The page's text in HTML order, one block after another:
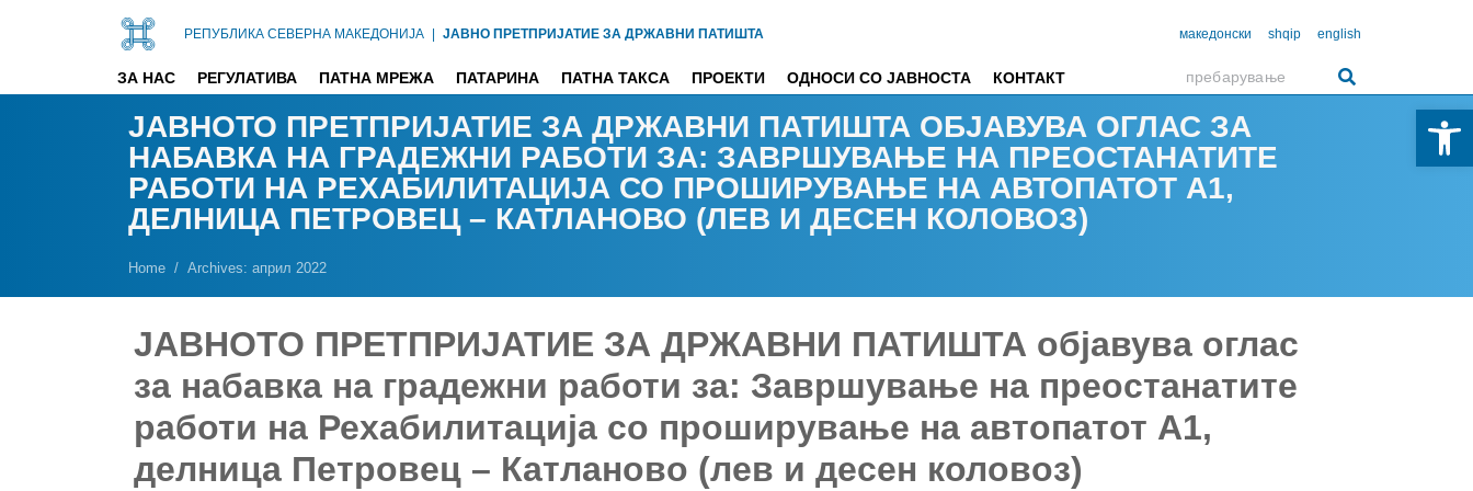
РЕПУБЛИКА СЕВЕРНА МАКЕДОНИЈА | ЈАВНО ПРЕТПРИЈАТИЕ ЗА ДРЖАВНИ ПАТИШТА македонски shqip english
ЗА НАС РЕГУЛАТИВА ПАТНА МРЕЖА ПАТАРИНА ПАТНА ТАКСА ПРОЕКТИ ОДНОСИ СО ЈАВНОСТА КОНТАКТ
ЈАВНОТО ПРЕТПРИЈАТИЕ ЗА ДРЖАВНИ ПАТИШТА ОБЈАВУВА ОГЛАС ЗА
НАБАВКА НА ГРАДЕЖНИ РАБОТИ ЗА: ЗАВРШУВАЊЕ НА ПРЕОСТАНАТИТЕ
РАБОТИ НА РЕХАБИЛИТАЦИЈА СО ПРОШИРУВАЊЕ НА АВТОПАТОТ А1,
ДЕЛНИЦА ПЕТРОВЕЦ – КАТЛАНОВО (ЛЕВ И ДЕСЕН КОЛОВОЗ)
Home Archives: април 2022
ЈАВНОТО ПРЕТПРИЈАТИЕ ЗА ДРЖАВНИ ПАТИШТА објавува оглас
за набавка на градежни работи за: Завршување на преостанатите
работи на Рехабилитација со проширување на автопатот А1,
делница Петровец – Катланово (лев и десен коловоз)